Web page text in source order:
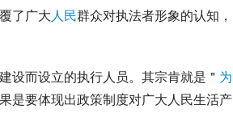
了广大人民群众对执法者形象的认知，
设而设立的执行人员。其宗肯就是＂ 为
是要体现出政策制度对广大人民生活产